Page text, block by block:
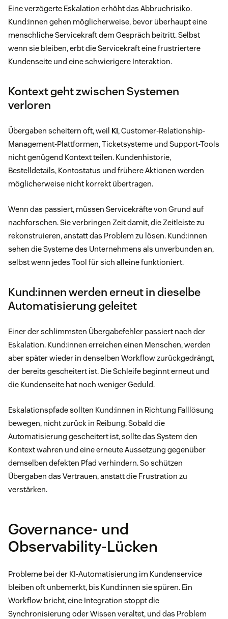
Eine verzögerte Eskalation erhöht das Abbruchrisiko.
Kund:innen gehen möglicherweise, bevor überhaupt eine
menschliche Servicekraft dem Gespräch beitritt. Selbst
wenn sie bleiben, erbt die Servicekraft eine frustriertere
Kundenseite und eine schwierigere Interaktion.
Kontext geht zwischen Systemen
verloren
Übergaben scheitern oft, weil KI, Customer-Relationship-
Management-Plattformen, Ticketsysteme und Support-Tools
nicht genügend Kontext teilen. Kundenhistorie,
Bestelldetails, Kontostatus und frühere Aktionen werden
möglicherweise nicht korrekt übertragen.
Wenn das passiert, müssen Servicekräfte von Grund auf
nachforschen. Sie verbringen Zeit damit, die Zeitleiste zu
rekonstruieren, anstatt das Problem zu lösen. Kund:innen
sehen die Systeme des Unternehmens als unverbunden an,
selbst wenn jedes Tool für sich alleine funktioniert.
Kund:innen werden erneut in dieselbe
Automatisierung geleitet
Einer der schlimmsten Übergabefehler passiert nach der
Eskalation. Kund:innen erreichen einen Menschen, werden
aber später wieder in denselben Workflow zurückgedrängt,
der bereits gescheitert ist. Die Schleife beginnt erneut und
die Kundenseite hat noch weniger Geduld.
Eskalationspfade sollten Kund:innen in Richtung Falllösung
bewegen, nicht zurück in Reibung. Sobald die
Automatisierung gescheitert ist, sollte das System den
Kontext wahren und eine erneute Aussetzung gegenüber
demselben defekten Pfad verhindern. So schützen
Übergaben das Vertrauen, anstatt die Frustration zu
verstärken.
Governance- und
Observability-Lücken
Probleme bei der KI-Automatisierung im Kundenservice
bleiben oft unbemerkt, bis Kund:innen sie spüren. Ein
Workflow bricht, eine Integration stoppt die
Synchronisierung oder Wissen veraltet, und das Problem